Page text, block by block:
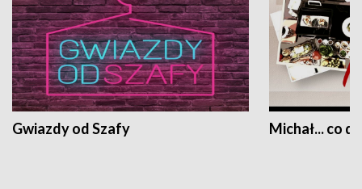
Gwiazdy od Szafy Michał... co